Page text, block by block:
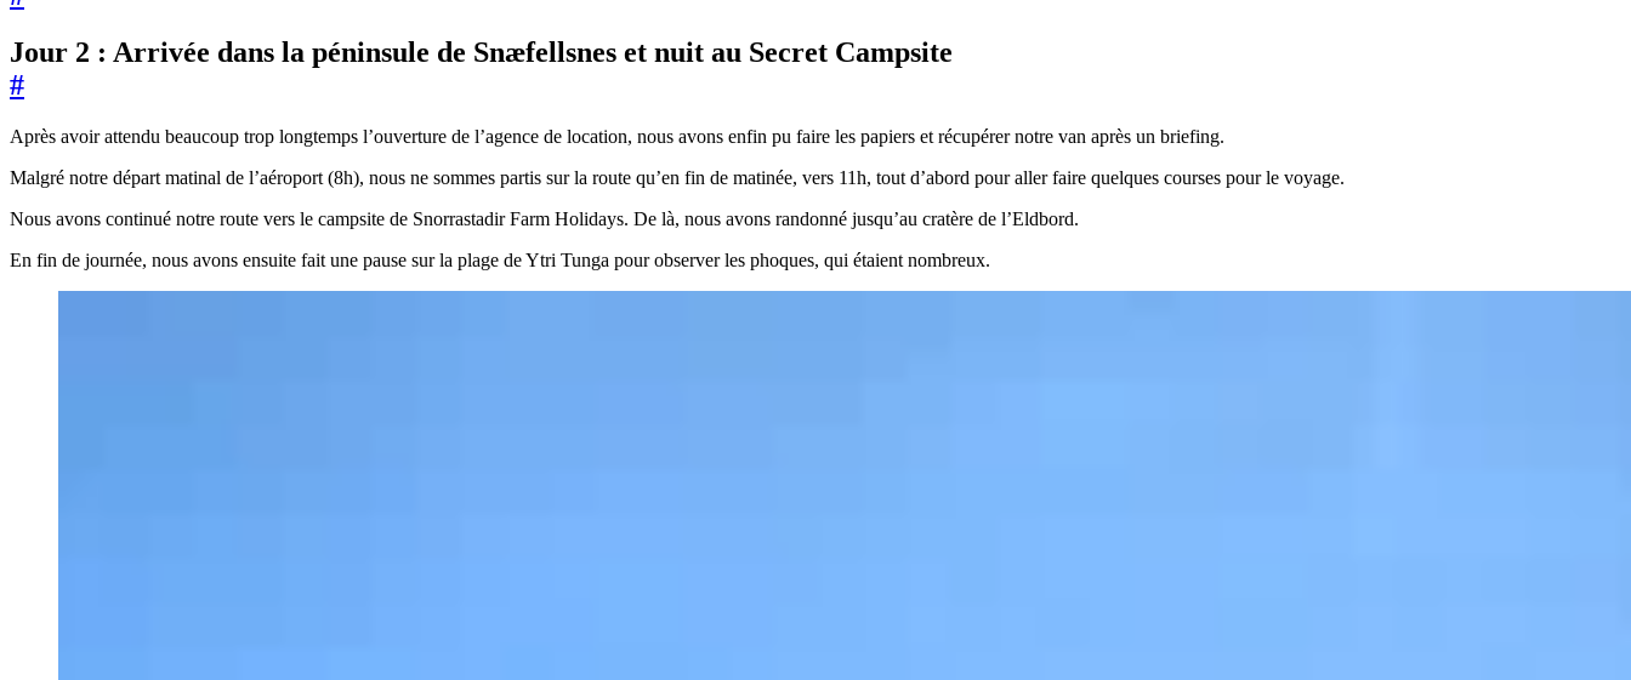
Jour 2 : Arrivée dans la péninsule de Snæfellsnes et nuit au Secret Campsite
#
Après avoir attendu beaucoup trop longtemps l’ouverture de l’agence de location, nous avons enfin pu faire les papiers et récupérer notre van après un briefing.
Malgré notre départ matinal de l’aéroport (8h), nous ne sommes partis sur la route qu’en fin de matinée, vers 11h, tout d’abord pour aller faire quelques courses pour le voyage.
Nous avons continué notre route vers le campsite de Snorrastadir Farm Holidays. De là, nous avons randonné jusqu’au cratère de l’Eldbord.
En fin de journée, nous avons ensuite fait une pause sur la plage de Ytri Tunga pour observer les phoques, qui étaient nombreux.